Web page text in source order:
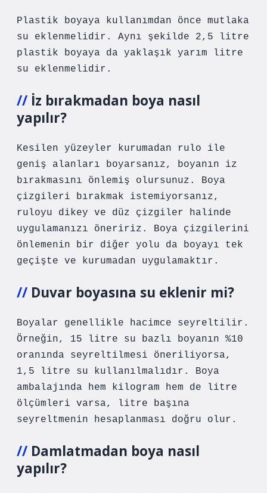
Plastik boyaya kullanımdan önce mutlaka
su eklenmelidir. Aynı şekilde 2,5 litre
plastik boyaya da yaklaşık yarım litre
su eklenmelidir.
İz bırakmadan boya nasıl
yapılır?
Kesilen yüzeyler kurumadan rulo ile
geniş alanları boyarsanız, boyanın iz
bırakmasını önlemiş olursunuz. Boya
çizgileri bırakmak istemiyorsanız,
ruloyu dikey ve düz çizgiler halinde
uygulamanızı öneririz. Boya çizgilerini
önlemenin bir diğer yolu da boyayı tek
geçişte ve kurumadan uygulamaktır.
Duvar boyasına su eklenir mi?
Boyalar genellikle hacimce seyreltilir.
Örneğin, 15 litre su bazlı boyanın %10
oranında seyreltilmesi öneriliyorsa,
1,5 litre su kullanılmalıdır. Boya
ambalajında ​​hem kilogram hem de litre
ölçümleri varsa, litre başına
seyreltmenin hesaplanması doğru olur.
Damlatmadan boya nasıl
yapılır?